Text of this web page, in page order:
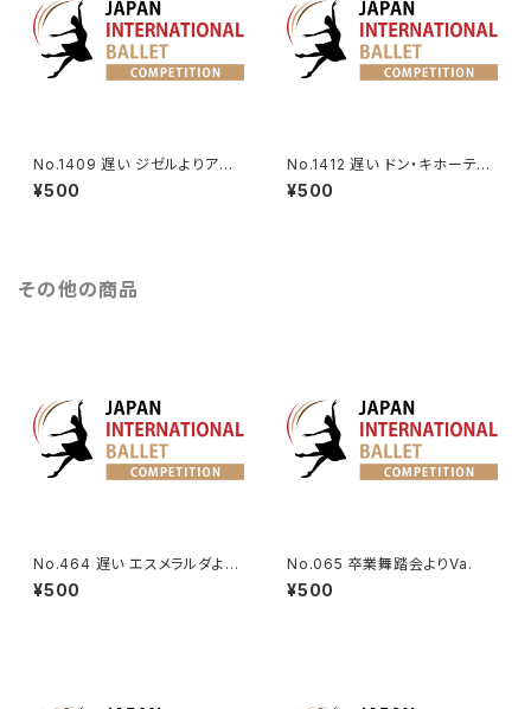
No.1409 遅い ジゼルよりアル
ブレヒトのVa.
¥500
No.1412 遅い ドン・キホーテよ
りバジルのVa.
¥500
その他の商品
No.464 遅い エスメラルダより
Va.（エントランス）
¥500
No.065 卒業舞踏会よりVa.
¥500